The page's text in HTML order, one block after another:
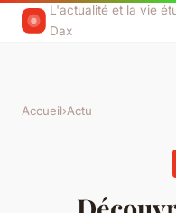
L'actualité et la vie
Dax
Accueil›Actu